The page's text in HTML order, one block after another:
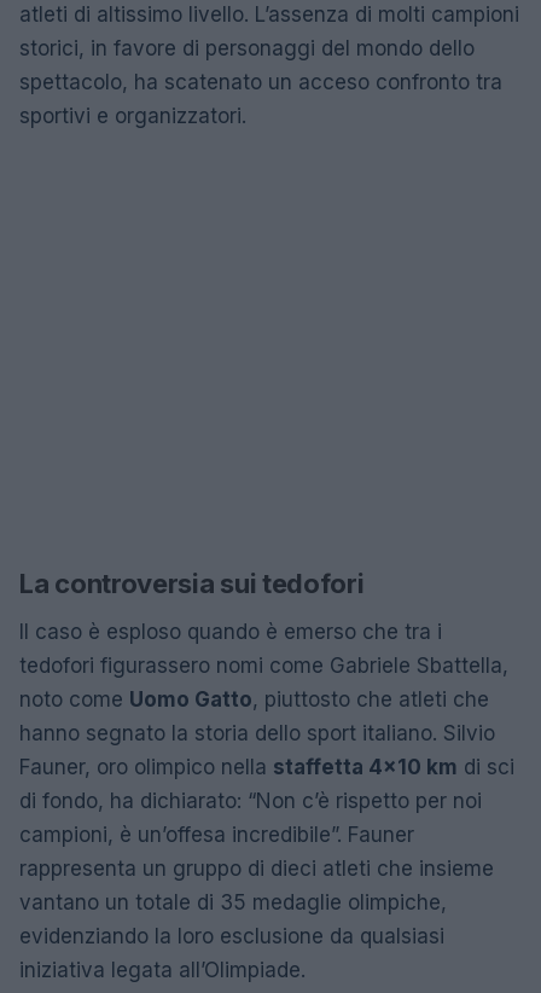
atleti di altissimo livello. L’assenza di molti campioni
storici, in favore di personaggi del mondo dello
spettacolo, ha scatenato un acceso confronto tra
sportivi e organizzatori.
La controversia sui tedofori
Il caso è esploso quando è emerso che tra i
tedofori figurassero nomi come Gabriele Sbattella,
noto come Uomo Gatto, piuttosto che atleti che
hanno segnato la storia dello sport italiano. Silvio
Fauner, oro olimpico nella staffetta 4×10 km di sci
di fondo, ha dichiarato: “Non c’è rispetto per noi
campioni, è un’offesa incredibile”. Fauner
rappresenta un gruppo di dieci atleti che insieme
vantano un totale di 35 medaglie olimpiche,
evidenziando la loro esclusione da qualsiasi
iniziativa legata all’Olimpiade.